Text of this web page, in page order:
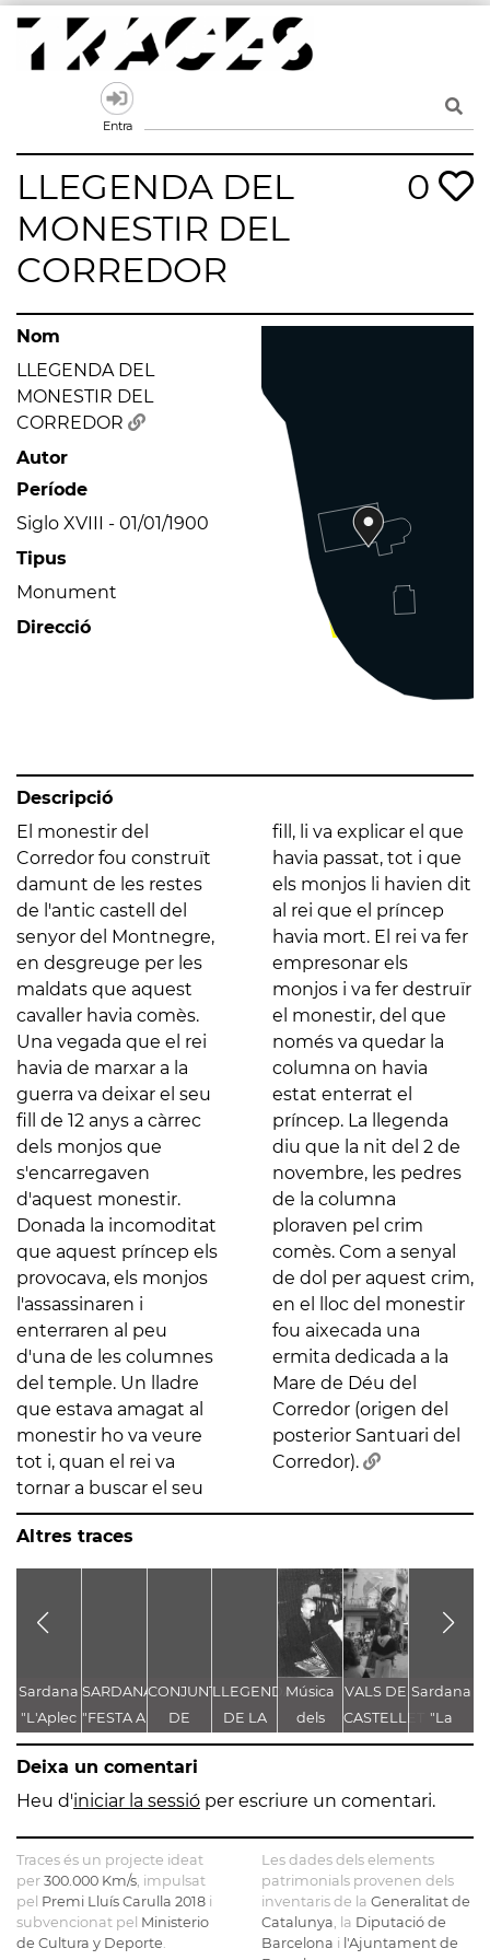
Skip
content
Un mapa de la memòria obert a tothom
Entra
LLEGENDA DEL
MONESTIR DEL
CORREDOR
0
Nom
LLEGENDA DEL
MONESTIR DEL
CORREDOR
Autor
Període
Siglo XVIII - 01/01/1900
Tipus
Monument
Direcció
Descripció
El monestir del
Corredor fou construït
damunt de les restes
de l'antic castell del
senyor del Montnegre,
en desgreuge per les
maldats que aquest
cavaller havia comès.
Una vegada que el rei
havia de marxar a la
guerra va deixar el seu
fill de 12 anys a càrrec
dels monjos que
s'encarregaven
d'aquest monestir.
Donada la incomoditat
que aquest príncep els
provocava, els monjos
l'assassinaren i
enterraren al peu
d'una de les columnes
del temple. Un lladre
que estava amagat al
monestir ho va veure
tot i, quan el rei va
tornar a buscar el seu
fill, li va explicar el que
havia passat, tot i que
els monjos li havien dit
al rei que el príncep
havia mort. El rei va fer
empresonar els
monjos i va fer destruïr
el monestir, del que
només va quedar la
columna on havia
estat enterrat el
príncep. La llegenda
diu que la nit del 2 de
novembre, les pedres
de la columna
ploraven pel crim
comès. Com a senyal
de dol per aquest crim,
en el lloc del monestir
fou aixecada una
ermita dedicada a la
Mare de Déu del
Corredor (origen del
posterior Santuari del
Corredor).
Altres traces
Sardana
"L'Aplec
d'Artés"
SARDANA
"FESTA A
CASTELLET"
CONJUNT
DE
LLEGENDES
VINCULADES
AL CAMÍ
LLEGENDA
DE LA
TROBALLA
MARE
CASTELLET
Música
dels
Pastorets
VALS DE
CASTELLET
Sardana
"La
Festa
d'Enric
Deixa un comentari
Heu d'iniciar la sessió per escriure un comentari.
Traces és un projecte ideat
per 300.000 Km/s , impulsat
pel Premi Lluís Carulla 2018 i
subvencionat pel Ministerio
de Cultura y Deporte
Les dades dels elements
patrimonials provenen dels
inventaris de la Generalitat de
Catalunya , la Diputació de
Barcelona i l'Ajuntament de